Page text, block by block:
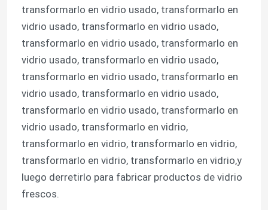
transformarlo en vidrio usado, transformarlo en
vidrio usado, transformarlo en vidrio usado,
transformarlo en vidrio usado, transformarlo en
vidrio usado, transformarlo en vidrio usado,
transformarlo en vidrio usado, transformarlo en
vidrio usado, transformarlo en vidrio usado,
transformarlo en vidrio usado, transformarlo en
vidrio usado, transformarlo en vidrio,
transformarlo en vidrio, transformarlo en vidrio,
transformarlo en vidrio, transformarlo en vidrio,y
luego derretirlo para fabricar productos de vidrio
frescos.